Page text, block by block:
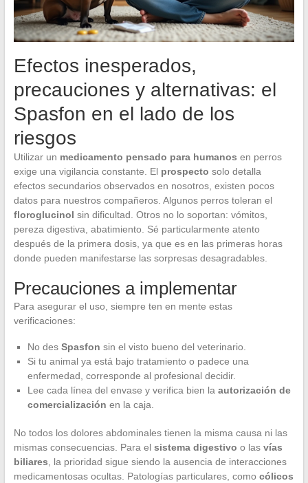
Efectos inesperados,
precauciones y alternativas: el
Spasfon en el lado de los
riesgos
Utilizar un medicamento pensado para humanos en perros
exige una vigilancia constante. El prospecto solo detalla
efectos secundarios observados en nosotros, existen pocos
datos para nuestros compañeros. Algunos perros toleran el
floroglucinol sin dificultad. Otros no lo soportan: vómitos,
pereza digestiva, abatimiento. Sé particularmente atento
después de la primera dosis, ya que es en las primeras horas
donde pueden manifestarse las sorpresas desagradables.
Precauciones a implementar
Para asegurar el uso, siempre ten en mente estas
verificaciones:
No des Spasfon sin el visto bueno del veterinario.
Si tu animal ya está bajo tratamiento o padece una
enfermedad, corresponde al profesional decidir.
Lee cada línea del envase y verifica bien la autorización de
comercialización en la caja.
No todos los dolores abdominales tienen la misma causa ni las
mismas consecuencias. Para el sistema digestivo o las vías
biliares , la prioridad sigue siendo la ausencia de interacciones
medicamentosas ocultas. Patologías particulares, como cólicos